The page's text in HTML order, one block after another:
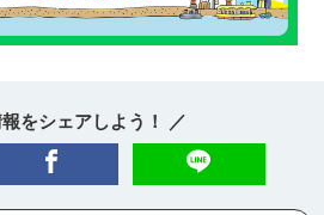
をシェアしよう！ ／